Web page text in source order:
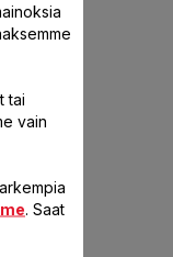
tai
vain
. Saat